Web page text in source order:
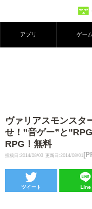
アプリ ゲーム
ヴァリアスモンスタ
せ！”音ゲー”と
RPG！無料
投稿日:2014/08/03 更新日:2014/08/01
ツイート Line